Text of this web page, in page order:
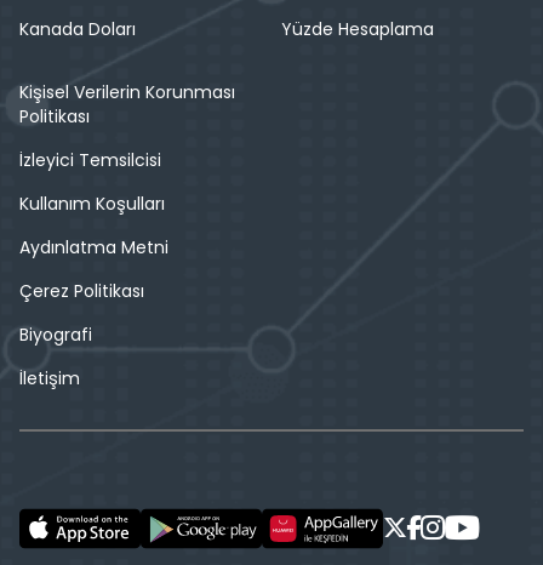
Kanada Doları
Yüzde Hesaplama
Kişisel Verilerin Korunması
Politikası
İzleyici Temsilcisi
Kullanım Koşulları
Aydınlatma Metni
Çerez Politikası
Biyografi
İletişim